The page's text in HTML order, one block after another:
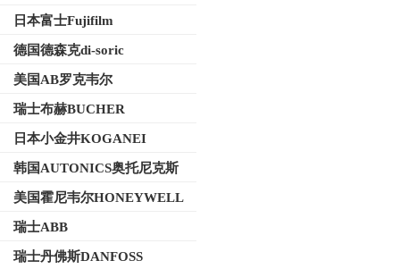
日本富士Fujifilm
德国德森克di-soric
美国AB罗克韦尔
瑞士布赫BUCHER
日本小金井KOGANEI
韩国AUTONICS奥托尼克斯
美国霍尼韦尔HONEYWELL
瑞士ABB
瑞士丹佛斯DANFOSS